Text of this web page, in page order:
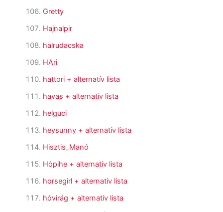
Gretty
Hajnalpir
halrudacska
HAri
hattori + alternatív lista
havas + alternatív lista
helguci
heysunny + alternatív lista
Hisztis_Manó
Hópihe + alternatív lista
horsegirl + alternatív lista
hóvirág + alternatív lista